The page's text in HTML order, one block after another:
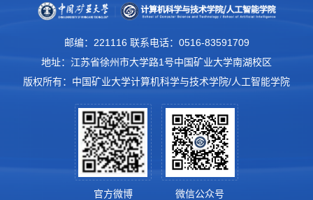
邮编：221116 联系电话：0516-83591709
地址：江苏省徐州市大学路1号中国矿业大学南湖校区
版权所有：中国矿业大学计算机科学与技术学院/人工智能学院
官方微博 微信公众号